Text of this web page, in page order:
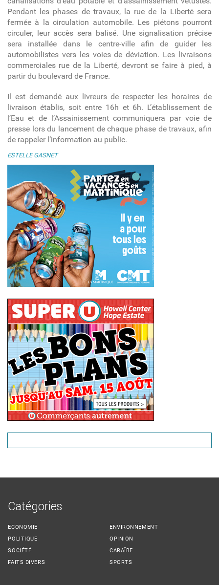
Pendant les phases de travaux, la rue de la Liberté sera
fermée à la circulation automobile. Les piétons pourront
circuler, leur accès sera balisé. Une signalisation précise
sera installée dans le centre-ville afin de guider les
automobilistes vers les voies de déviation. Les livraisons
commerciales rue de la Liberté, devront se faire à pied, à
partir du boulevard de France.
Il est demandé aux livreurs de respecter les horaires de
livraison établis, soit entre 16h et 6h. L’établissement de
l’Eau et de l’Assainissement communiquera par voie de
presse lors du lancement de chaque phase de travaux, afin
de rappeler l’information au public.
ESTELLE GASNET
Catégories
ECONOMIE
POLITIQUE
SOCIÉTÉ
FAITS DIVERS
ENVIRONNEMENT
OPINION
CARAÏBE
SPORTS